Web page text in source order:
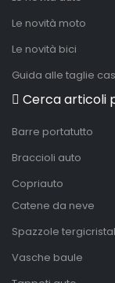
Le novità moto
Le novità bici
Guida alle taglie
Cerca articoli
Barre portatutto
Braccioli auto
Copriauto
Catene da neve
Spazzole
Vasche baule